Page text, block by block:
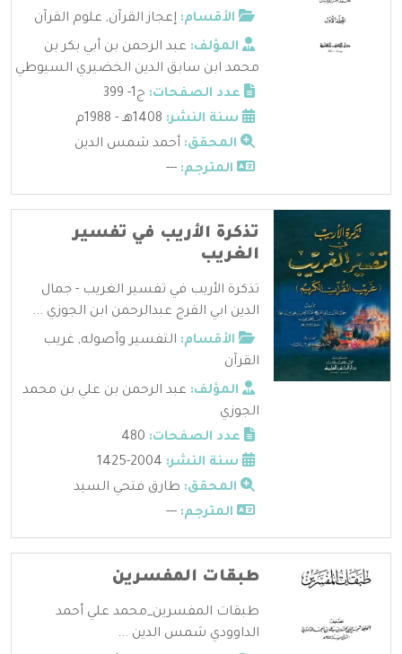
الأقسام: إعجاز القرآن, علوم القرآن
المؤلف: عبد الرحمن بن أبي بكر بن
محمد ابن سابق الدين الخضيري السيوطي
عدد الصفحات: ج1- 399
سنة النشر:
المحقق: أحمد شمس الدين
المترجم: ---
تذكرة الأريب في تفسير
الغريب
تذكرة الأريب في تفسير الغريب - جمال
الدين ابي الفرج عبدالرحمن ابن الجوزي ...
الأقسام: التفسير وأصوله, غريب
القرآن
المؤلف: عبد الرحمن بن علي بن محمد
الجوزي
عدد الصفحات:
سنة النشر:
المحقق: طارق فتحي السيد
المترجم: ---
طبقات المفسرين
طبقات المفسرين_محمد علي أحمد
الداوودي شمس الدين ...